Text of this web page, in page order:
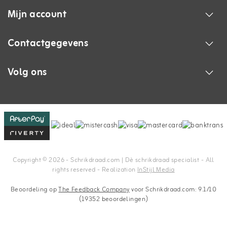
Mijn account
Contactgegevens
Volg ons
Copyright © 2026 - Schrikdraad.com | Dè schrikdraad specialist - All
rights reserved - RealizationInStijl Media
Beoordeling opThe Feedback Companyvoor Schrikdraad.com: 9.1/10
(19352 beoordelingen)